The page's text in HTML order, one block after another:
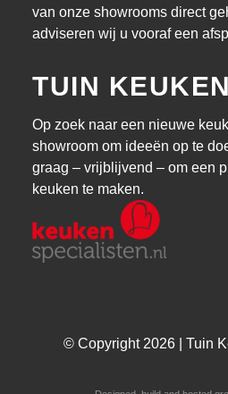
van onze showrooms direct
adviseren wij u vooraf een
TUIN
Op zoek naar een nieuwe
showroom om ideeën op te
graag – vrijblijvend – om een
keuken te maken.
© Copyright 2026 | Tuin